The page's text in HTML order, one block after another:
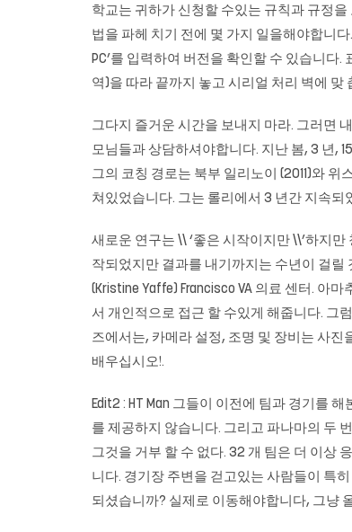
학교는 귀하가 신청할 수있는 규칙과 규정
법을 파헤 치기 전에 몇 가지 일을해야합니
PC’를 입력하여 버전을 확인할 수 있습니다
역)을 따라 끝까지 놓고 시리얼 처리 벽에 맞
그다지 즐거운 시간을 보내지 마라. 그러면
모님들과 상담하셔야합니다. 지난 봄, 3 년,
그의 코칭 경로는 북부 일리노이 (2011)와
쳐있었습니다. 그는 롤리에서 3 년간 지속되
새로운 연구는 \\ ‘좋은 시작이지만 \\’하지
작되었지만 결과를 내기까지는 수년이 걸릴
(Kristine Yaffe) Francisco VA 의료 센터. 아마
서 개인적으로 접근 할 수있게 해줍니다. 그
즈에서는, 카메라 설정, 조명 및 장비는 사
배우십시오!.
Edit2 : HT Man 그들이 이전에 팀과 경기를
를 제공하지 않습니다. 그리고 파나마의 두
그것을 거부 할 수 없다. 32 개 팀은 더 이상
니다. 경기장 주변을 걷고있는 사람들이 특
되셨습니까? 실제로 이동해야합니다, 그냥